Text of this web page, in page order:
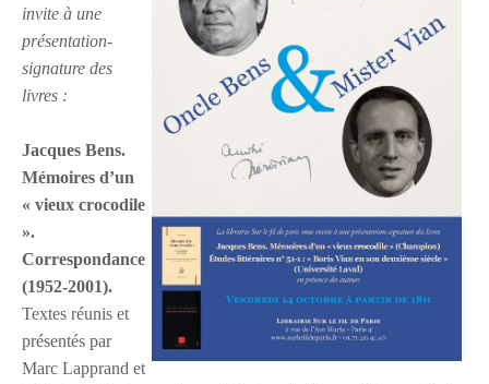
invite à une
présentation-
signature des
livres :
Jacques Bens.
Mémoires d’un
« vieux crocodile
».
Correspondance
(1952-2001).
Textes réunis et
présentés par
Marc Lapprand et